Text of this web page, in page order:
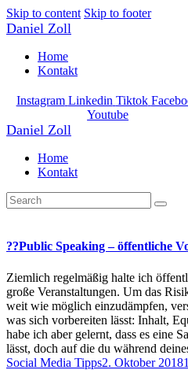
Skip to content Skip to footer
Daniel Zoll
Home
Kontakt
Instagram Linkedin Tiktok
Youtube
Daniel Zoll
Home
Kontakt
?‍?Public Speaking – öffentliche
Ziemlich regelmäßig halte ich
große Veranstaltungen. Um das
weit wie möglich einzudämpfen,
was sich vorbereiten lässt: Inhalt,
habe ich aber gelernt, dass es eine
lässt, doch auf die du während
Social Media Tipps2. Oktober 2018